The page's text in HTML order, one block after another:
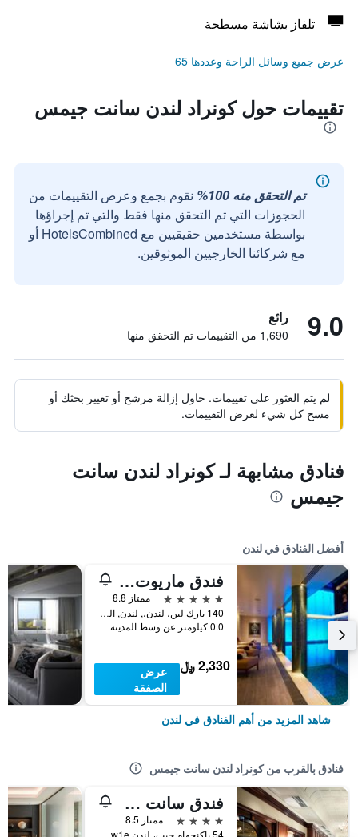
تلفاز بشاشة مسطحة
عرض جميع وسائل الراحة وعددها 65
تقييمات حول كونراد لندن سانت جيمس
تم التحقق منه 100%
نقوم بجمع وعرض التقييمات من
الحجوزات التي تم التحقق منها فقط والتي تم إجراؤها
بواسطة مستخدمين حقيقيين مع HotelsCombined أو
مع شركائنا الخارجيين الموثوقين.
9.0 رائع
1,690 من التقييمات تم التحقق منها
لم يتم العثور على تقييمات. حاول إزالة مرشح أو تغيير بحثك أو
مسح كل شيء لعرض التقييمات.
فنادق مشابهة لـ كونراد لندن سانت
جيمس
أفضل الفنادق في لندن
فندق ماريوت لندن بارك لاين
5 نجوم
ممتاز 8.8
140 بارك لين، لندن،, لندن, المملكة المتحدة
0.0 كيلومتر عن وسط المدينة
2,330 ﷼
عرض
الصفقة
شاهد المزيد من أهم الفنادق في لندن
فنادق بالقرب من كونراد لندن سانت جيمس
فندق سانت جيمس كورت آ تاج، لندن
4 نجوم
ممتاز 8.5